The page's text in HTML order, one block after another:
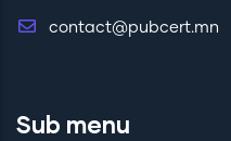
contact@pubcert.mn
Sub menu